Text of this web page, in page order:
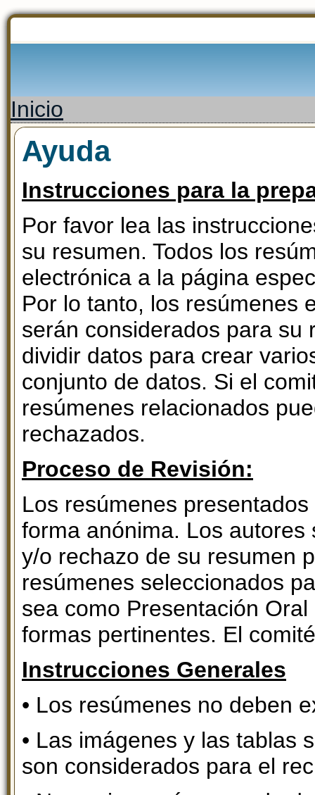
Inicio
Ayuda
Instrucciones para la
Por favor lea las
su resumen. Todos los
electrónica a la página
Por lo tanto, los resúmenes
serán considerados para su
dividir datos para crear
conjunto de datos. Si el
resúmenes relacionados
rechazados.
Proceso de Revisión:
Los resúmenes
forma anónima. Los
y/o rechazo de su resumen
resúmenes seleccionados
sea como Presentación
formas pertinentes. El
Instrucciones Generales
• Los resúmenes no deben
• Las imágenes y las tablas
son considerados para el